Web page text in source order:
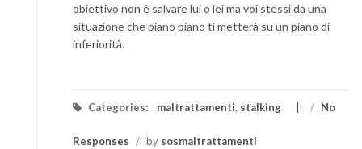
obiettivo non è salvare lui o lei ma voi stessi da una
situazione che piano piano ti metterà su un piano di
inferiorità.
Categories: maltrattamenti, stalking / No
Responses / by sosmaltrattamenti